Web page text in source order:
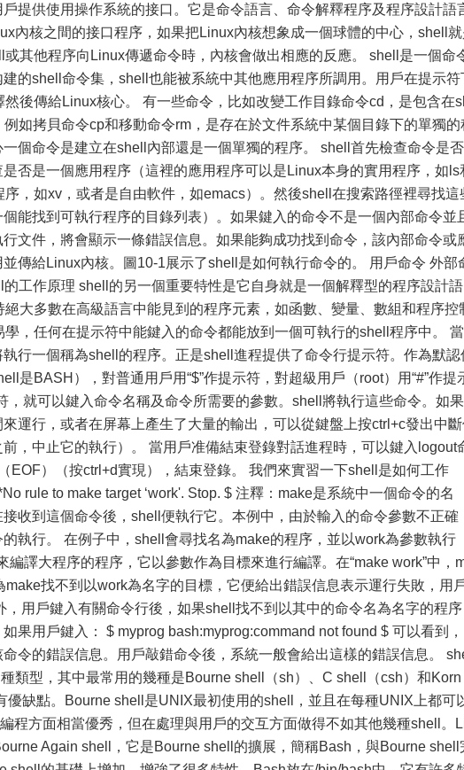
提供使用操作系統的接口。它是命令語言、命令解釋程序及程序設計語
內核之間的接口程序，如果把Linux內核想象成一個球體的中心，shell就
其他程序向Linux傳遞命令時，內核會做出相應的反應。 shell是一個命
的shell命令集，shell也能被系統中其他應用程序所調用。用戶在提示符
後傳給Linux核心。 有一些命令，比如改變工作目錄命令cd，是包含在
如拷貝命令cp和移動命令rm，是存在於文件系統中某個目錄下的單獨的
個命令是建立在shell內部還是一個單獨的程序。 shell首先檢查命令是否
否是一個應用程序（這裡的應用程序可以是Linux本身的實用程序，如ls
序，如xv，或者是自由軟件，如emacs）。然後shell在搜索路徑裡尋找這
能找到可執行程序的目錄列表）。如果鍵入的命令不是一個內部命令並
文件，將會顯示一條錯誤信息。如果能夠成功找到命令，該內部命令或
傳給Linux內核。圖10-1展示了shell是如何執行命令的。 用戶命令 外部
工作原理 shell的另一個重要特性是它自身就是一個解釋型的程序設計語
大多數在高級語言中能見到的程序元素，如函數、變量、數組和程序控
，任何在提示符中能鍵入的命令都能放到一個可執行的shell程序中。 當
行一個稱為shell的程序。正是shell進程提供了命令行提示符。作為默認
是BASH），對普通用戶用“$”作提示符，對超級用戶（root）用“#”作提
，就可以鍵入命令名稱及命令所需要的參數。shell將執行這些命令。如果
運行，或者在屏幕上產生了大量的輸出，可以從鍵盤上按ctrl+c發出中
，中止它的執行）。 當用戶准備結束登錄對話進程時，可以鍵入logout
EOF）（按ctrl+d實現），結束登錄。 我們來實習一下shell是如何工作
rule to make target ‘work'. Stop. $ 注釋：make是系統中一個命令的名
收到這個命令後，shell便執行它。本例中，由於輸入的命令參數不正確
執行。 在例子中，shell會尋找名為make的程序，並以work為參數執行
編譯大程序的程序，它以參數作為目標來進行編譯。在“make work”中，
make找不到以work為名字的目標，它便給出錯誤信息表示運行失敗，用
，用戶鍵入有關命令行後，如果shell找不到以其中的命令名為名字的程序
果用戶鍵入： $ myprog bash:myprog:command not found $ 可以看到，
令的錯誤信息。用戶敲錯命令後，系統一般會給出這樣的錯誤信息。
類型，其中最常用的幾種是Bourne shell（sh）、C shell（csh）和Korn
優缺點。Bourne shell是UNIX最初使用的shell，並且在每種UNIX上都可
程方面相當優秀，但在處理與用戶的交互方面做得不如其他幾種shell。
Again shell，它是Bourne shell的擴展，簡稱Bash，與Bourne shell